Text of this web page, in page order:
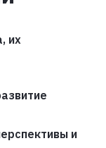
их
и